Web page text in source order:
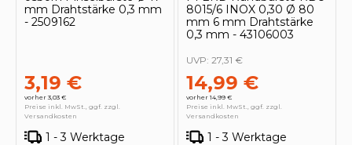
mm Drahtstärke 0,3 mm
- 2509162
3,19 €
vorher 3,03 €
Preise inkl. MwSt., ggf. zzgl.
Versandkosten
1 - 3 Werktage
8015/6 INOX 0,30 Ø 80
mm 6 mm Drahtstärke
0,3 mm - 43106003
14,99 €
vorher 14,99 €
UVP: 27,31 €
Preise inkl. MwSt., ggf. zzgl.
Versandkosten
1 - 3 Werktage